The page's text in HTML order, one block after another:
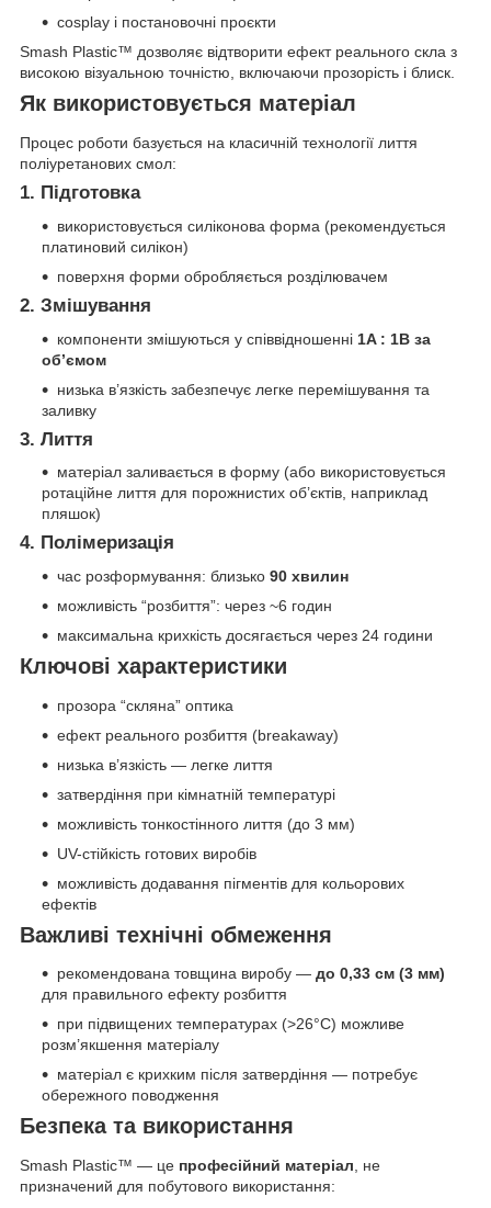
cosplay і постановочні проєкти
Smash Plastic™ дозволяє відтворити ефект реального скла з
високою візуальною точністю, включаючи прозорість і блиск.
Як використовується матеріал
Процес роботи базується на класичній технології лиття
поліуретанових смол:
1. Підготовка
використовується силіконова форма (рекомендується
платиновий силікон)
поверхня форми обробляється розділювачем
2. Змішування
компоненти змішуються у співвідношенні 1A : 1B за
об’ємом
низька в’язкість забезпечує легке перемішування та
заливку
3. Лиття
матеріал заливається в форму (або використовується
ротаційне лиття для порожнистих об’єктів, наприклад
пляшок)
4. Полімеризація
час розформування: близько 90 хвилин
можливість “розбиття”: через ~6 годин
максимальна крихкість досягається через 24 години
Ключові характеристики
прозора “скляна” оптика
ефект реального розбиття (breakaway)
низька в’язкість — легке лиття
затвердіння при кімнатній температурі
можливість тонкостінного лиття (до 3 мм)
UV-стійкість готових виробів
можливість додавання пігментів для кольорових
ефектів
Важливі технічні обмеження
рекомендована товщина виробу — до 0,33 см (3 мм)
для правильного ефекту розбиття
при підвищених температурах (>26°C) можливе
розм’якшення матеріалу
матеріал є крихким після затвердіння — потребує
обережного поводження
Безпека та використання
Smash Plastic™ — це професійний матеріал , не
призначений для побутового використання: